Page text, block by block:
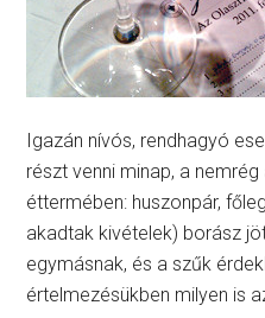
Igazán nívós, rendhagyó
részt venni minap, a
éttermében: huszonpár,
akadtak kivételek) borász
egymásnak, és a szűk
értelmezésükben milyen is